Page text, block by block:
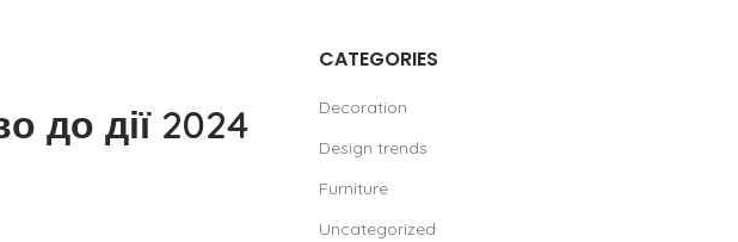
до дії 2024
CATEGORIES
Decoration
Design trends
Furniture
Uncategorized